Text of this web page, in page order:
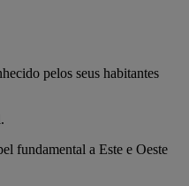
pelos seus habitantes
fundamental a Este e Oeste